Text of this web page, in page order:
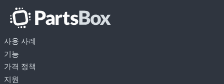
사용 사례
기능
가격 정책
지원